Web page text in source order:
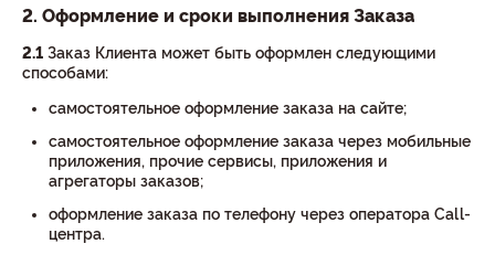
2. Оформление и сроки выполнения Заказа
2.1 Заказ Клиента может быть оформлен следующими
способами:
самостоятельное оформление заказа на сайте;
самостоятельное оформление заказа через мобильные
приложения, прочие сервисы, приложения и
агрегаторы заказов;
оформление заказа по телефону через оператора Call-
центра.